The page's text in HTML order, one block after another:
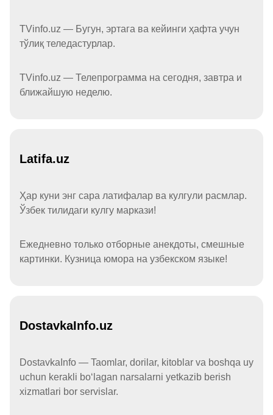
TVinfo.uz — Бугун, эртага ва кейинги ҳафта учун
тўлиқ теледастурлар.
TVinfo.uz — Телепрограмма на сегодня, завтра и
ближайшую неделю.
Latifa.uz
Ҳар куни энг сара латифалар ва кулгули расмлар.
Ўзбек тилидаги кулгу маркази!
Ежедневно только отборные анекдоты, смешные
картинки. Кузница юмора на узбекском языке!
DostavkaInfo.uz
DostavkaInfo — Taomlar, dorilar, kitoblar va boshqa uy
uchun kerakli boʻlagan narsalarni yetkazib berish
xizmatlari bor servislar.